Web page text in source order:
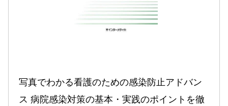
写真でわかる看護のための感染防止アドバン
ス 病院感染対策の基本・実践のポイントを徹